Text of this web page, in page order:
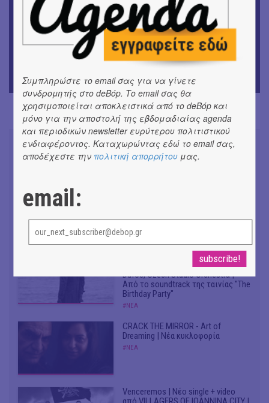
ΘΕΑΤΡΟ / ΧΟΡΟΣ
«Ίων» του Ευρυπίδη
Οι Λόγος Τιμής σε πανελλαδική περιοδεία για την
παρουσίαση του νέου album
#ΣΥΝΕΝΤΕΥΞΕΙΣ
Don't Let Me Be Misunderstood |
Alexandros Livitsanos, Willem
Dafoe, Czech Studio Orchestra |
Από το soundtrack της ταινίας "The
Birthday Party"
#ΝΕΑ
CRACK THE MIRROR - Art of
Dreaming | Νέα κυκλοφορία
#ΝΕΑ
Venceremos | Νέο single + video
Συμπληρώστε το email σας για να γίνετε
συνδρομητής στο deBόp. Το email σας θα
χρησιμοποιείται αποκλειστικά από το deBόp και
μόνο για την αποστολή της εβδομαδιαίας agenda
και περιοδικών newsletter ευρύτερου πολιτιστικού
ενδιαφέροντος. Καταχωρώντας εδώ το email σας,
αποδέχεστε την πολιτική απορρήτου μας.
email: